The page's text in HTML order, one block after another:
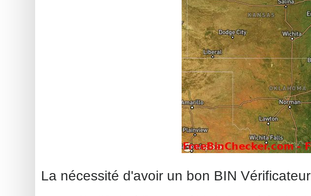
La nécessité d'avoir un bon BIN Vérificateur